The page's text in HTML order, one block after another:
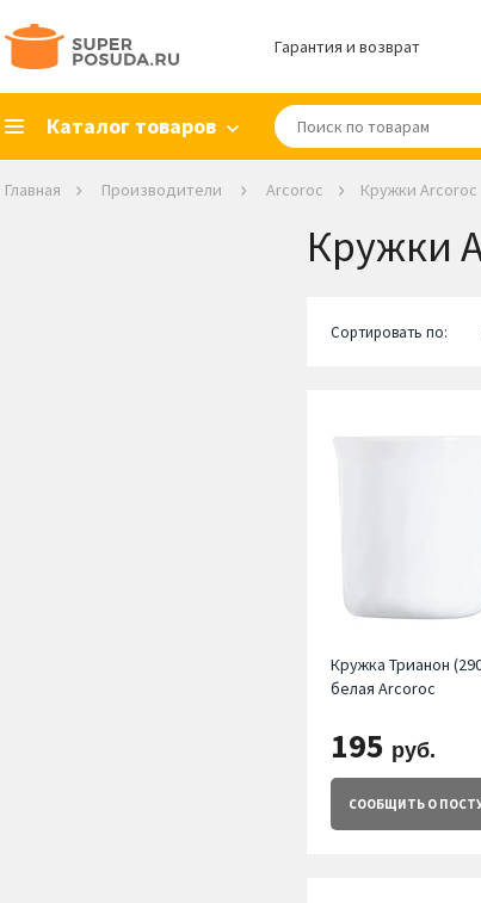
Гарантия и возврат
Каталог товаров
Главная Производители Arcoroc Кружки Arcoroc
Кружки
Сортировать по:
Кружка Трианон
белая Arcoroc
195 руб.
СООБЩИТЬ О